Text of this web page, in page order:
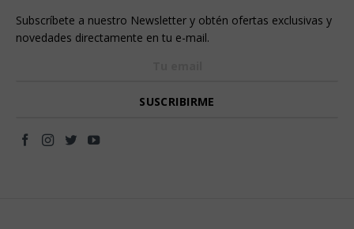
Subscríbete a nuestro Newsletter y obtén ofertas exclusivas y
novedades directamente en tu e-mail.